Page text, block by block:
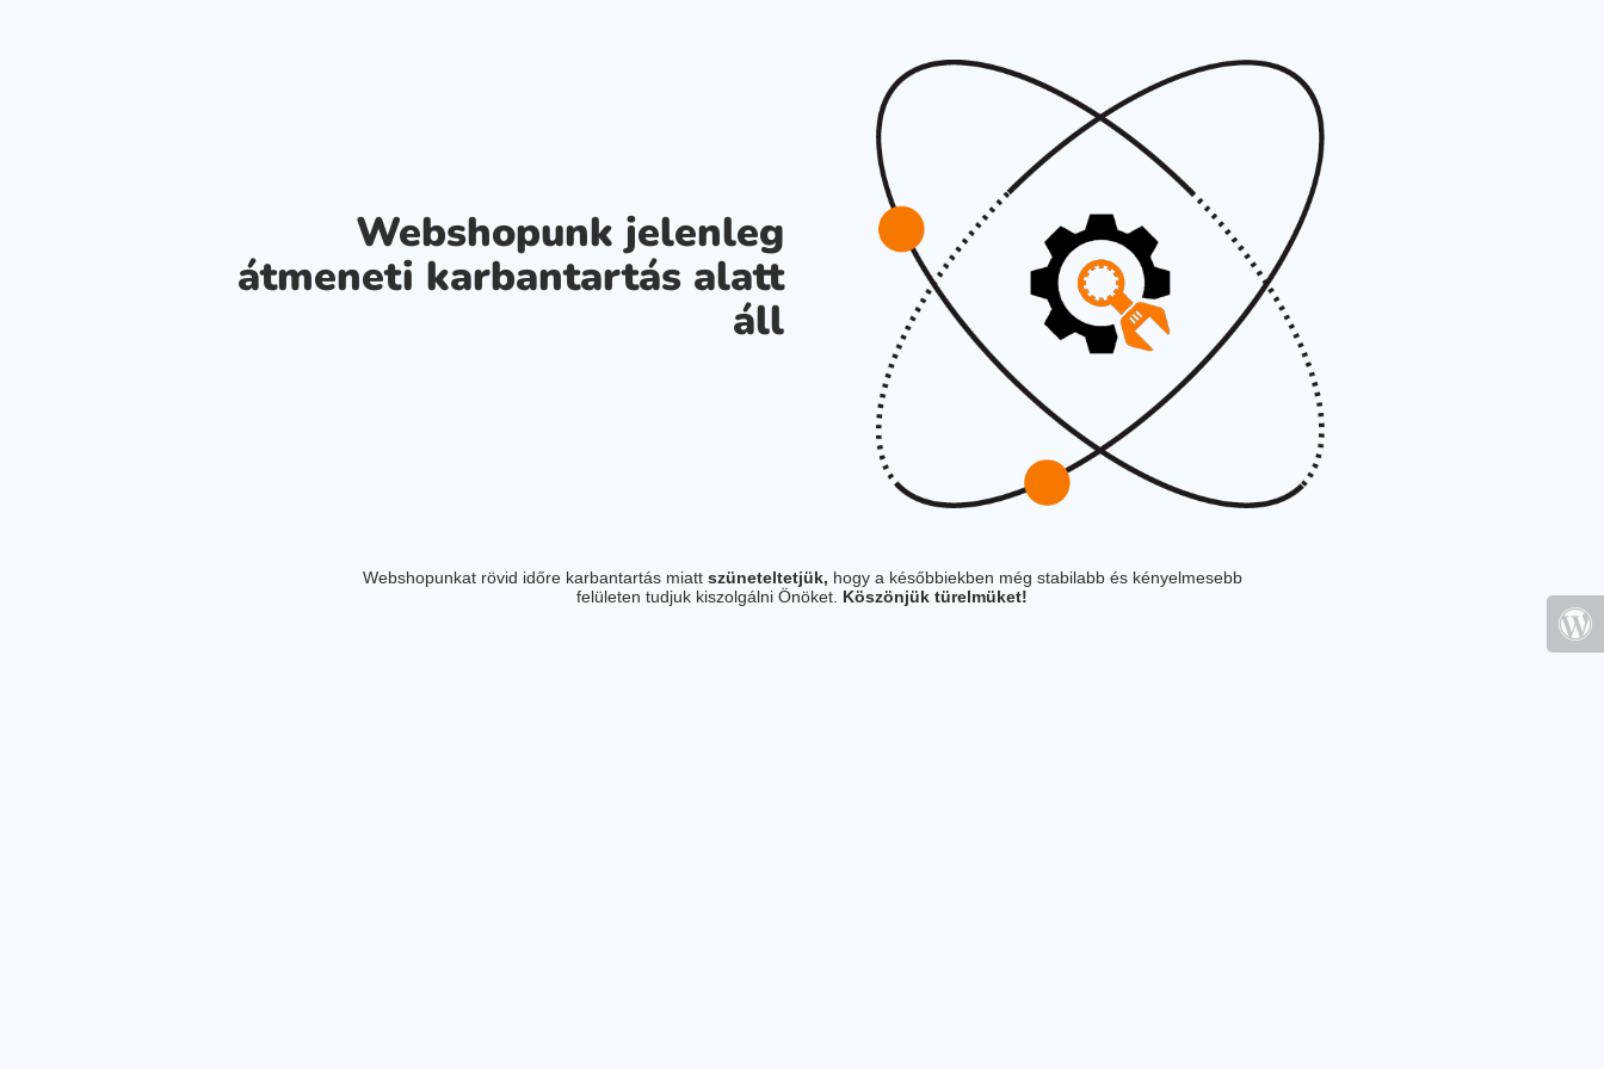
Webshopunk jelenleg
átmeneti karbantartás alatt
áll
Webshopunkat rövid időre karbantartás miatt szüneteltetjük, hogy a későbbiekben még stabilabb és kényelmesebb
felületen tudjuk kiszolgálni Önöket. Köszönjük türelmüket!